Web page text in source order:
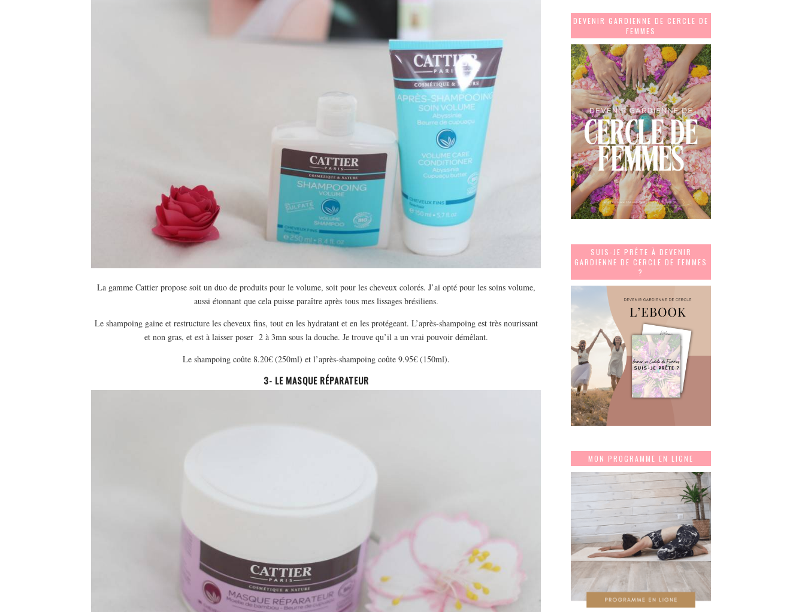
La gamme Cattier propose soit un duo de produits pour le volume, soit pour les cheveux colorés. J’ai opté pour les soins volume,
aussi étonnant que cela puisse paraître après tous mes lissages brésiliens.
Le shampoing gaine et restructure les cheveux fins, tout en les hydratant et en les protégeant. L’après-shampoing est très nourissant
et non gras, et est à laisser poser 2 à 3mn sous la douche. Je trouve qu’il a un vrai pouvoir démêlant.
Le shampoing coûte 8.20€ (250ml) et l’après-shampoing coûte 9.95€ (150ml).
3- LE MASQUE RÉPARATEUR
DEVENIR GARDIENNE DE CERCLE DE
FEMMES
SUIS-JE PRÊTE À DEVENIR
GARDIENNE DE CERCLE DE FEMMES
?
MON PROGRAMME EN LIGNE